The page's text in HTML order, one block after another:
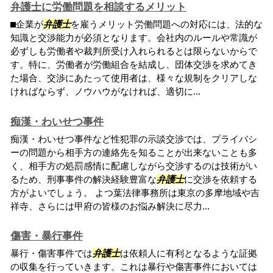
弁護士に労働問題を相談するメリット
⬛︎企業が弁護士を雇うメリット労働問題への対応には、法的な
知識と交渉能力が必須となります。会社内のルールや常識が
必ずしも労働者や裁判所受け入れられるとは限らないからで
す。特に、労働者が労働組合を結成し、団体交渉を求めてき
た場合、交渉にあたって使用者は、様々な規制をクリアしな
ければならず、ノウハウがなければ、適切に...
痴漢・わいせつ事件
痴漢・わいせつ事件など性犯罪の示談交渉では、プライバシ
ーの問題から相手方の連絡先を知ることが出来ないことも多
く、相手方の処罰感情に配慮しながら交渉するのは技術がい
るため、刑事事件の解決経験豊富な弁護士に交渉を依頼する
方がよいでしょう。 よつ葉法律事務所は東京の多摩地域や吉
祥寺、さらには甲府の皆様のお悩み解決に尽力...
傷害・暴行事件
暴行・傷害事件では弁護士は依頼人に有利となるような証拠
の収集を行っていきます。これは暴行や傷害事件においては